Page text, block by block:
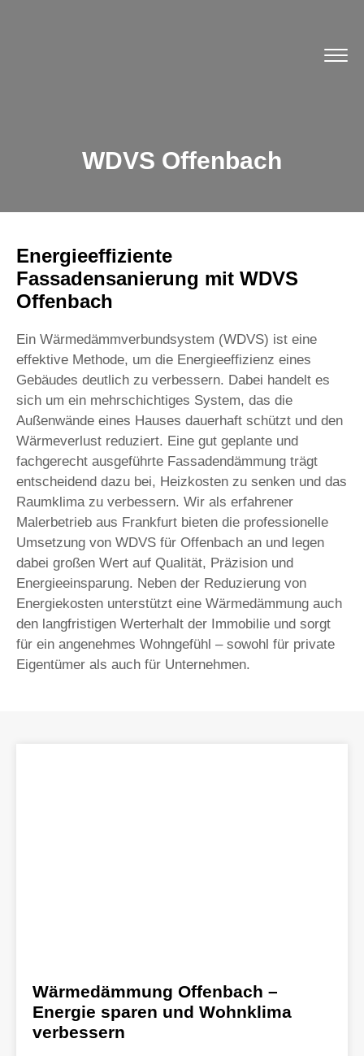
WDVS Offenbach
Energieeffiziente
Fassadensanierung mit WDVS
Offenbach
Ein Wärmedämmverbundsystem (WDVS) ist eine
effektive Methode, um die Energieeffizienz eines
Gebäudes deutlich zu verbessern. Dabei handelt es
sich um ein mehrschichtiges System, das die
Außenwände eines Hauses dauerhaft schützt und den
Wärmeverlust reduziert. Eine gut geplante und
fachgerecht ausgeführte Fassadendämmung trägt
entscheidend dazu bei, Heizkosten zu senken und das
Raumklima zu verbessern. Wir als erfahrener
Malerbetrieb aus Frankfurt bieten die professionelle
Umsetzung von WDVS für Offenbach an und legen
dabei großen Wert auf Qualität, Präzision und
Energieeinsparung. Neben der Reduzierung von
Energiekosten unterstützt eine Wärmedämmung auch
den langfristigen Werterhalt der Immobilie und sorgt
für ein angenehmes Wohngefühl – sowohl für private
Eigentümer als auch für Unternehmen.
Wärmedämmung Offenbach –
Energie sparen und Wohnklima
verbessern